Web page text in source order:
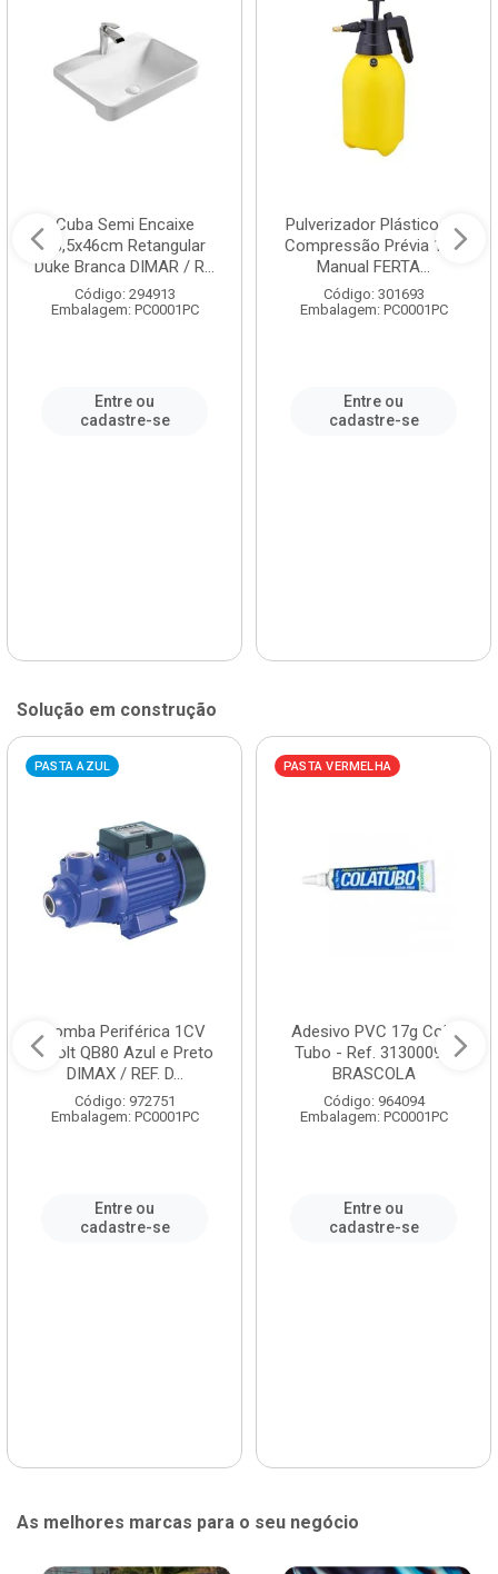
Cuba Semi Encaixe
58,5x46cm Retangular
Duke Branca DIMAR / R...
Código: 294913
Embalagem: PC0001PC
Entre ou
cadastre-se
Pulverizador Plástico de
Compressão Prévia 1,5L
Manual FERTA...
Código: 301693
Embalagem: PC0001PC
Entre ou
cadastre-se
Solução em construção
PASTA AZUL
Bomba Periférica 1CV
Bivolt QB80 Azul e Preto
DIMAX / REF. D...
Código: 972751
Embalagem: PC0001PC
Entre ou
cadastre-se
PASTA VERMELHA
Adesivo PVC 17g Cola
Tubo - Ref. 3130009 -
BRASCOLA
Código: 964094
Embalagem: PC0001PC
Entre ou
cadastre-se
As melhores marcas para o seu negócio